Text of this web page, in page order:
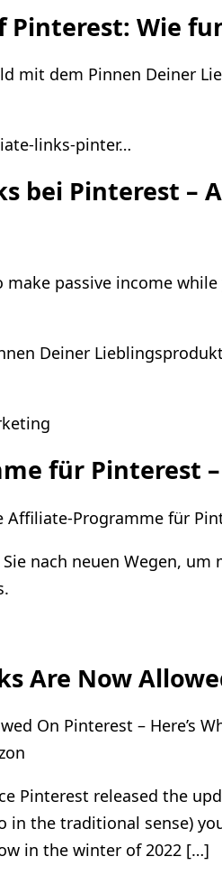
Wie
mit dem Pinnen Deiner
links-pinter…
bei Pinterest –
passive income
Deiner
für Pinterest
Programme für
nach neuen Wegen,
Are Now
On Pinterest – Here’s
Pinterest released the
the traditional sense)
in the winter of 2022 […]